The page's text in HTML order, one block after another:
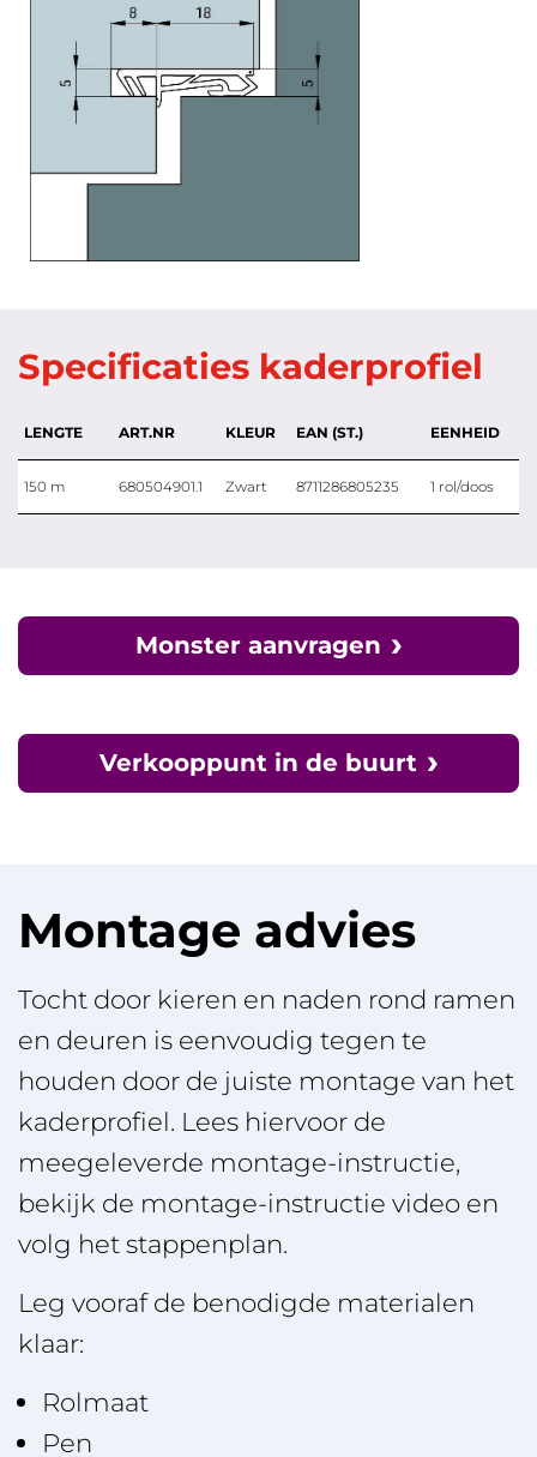
Specificaties kaderprofiel
LENGTE ART.NR KLEUR EAN (ST.) EENHEID
150 m 680504901.1 Zwart 8711286805235 1 rol/doos
Monster aanvragen
Verkooppunt in de buurt
Montage advies
Tocht door kieren en naden rond ramen
en deuren is eenvoudig tegen te
houden door de juiste montage van het
kaderprofiel. Lees hiervoor de
meegeleverde montage-instructie,
bekijk de montage-instructie video en
volg het stappenplan.
Leg vooraf de benodigde materialen
klaar:
Rolmaat
Pen